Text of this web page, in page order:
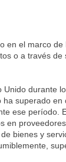
en el marco de
o a través de
Unido durante
ha superado en
ese período.
en
bienes y